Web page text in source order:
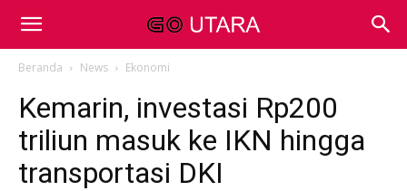
Beranda News Ekonomi
Kemarin, investasi Rp200
triliun masuk ke IKN hingga
transportasi DKI